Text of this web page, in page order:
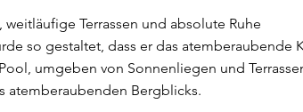
Terrassen und absolute Ruhe
so gestaltet, dass er das atemberaubende
umgeben von Sonnenliegen und
atemberaubenden Bergblicks.